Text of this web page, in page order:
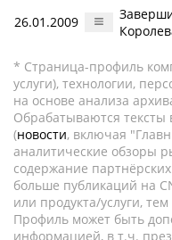
26.01.2009
* Страница-профиль
услуги), технологии,
на основе анализа
Обрабатываются тексты
(новости, включая
аналитические обзоры
содержание
больше публикаций на
или продукта/услуги,
Профиль может быть
информацией, в т.ч.